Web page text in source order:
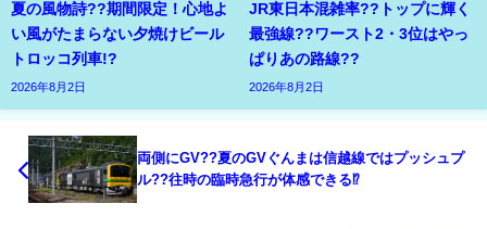
夏の風物詩??期間限定！心地よ
い風がたまらない夕焼けビール
トロッコ列車!?
2026年8月2日
JR東日本混雑率??トップに輝く
最強線??ワースト2・3位はやっ
ぱりあの路線??
2026年8月2日
両側にGV??夏のGVぐんまは信越線ではプッシュプ
ル??往時の臨時急行が体感できる⁉